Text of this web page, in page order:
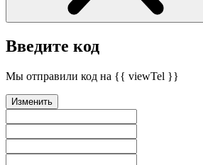
Введите код
Мы отправили код на {{ viewTel }}
Изменить